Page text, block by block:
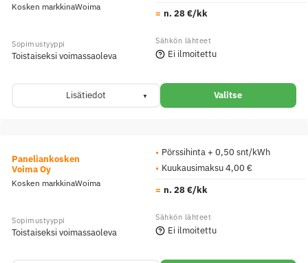
Kosken markkinaWoima
n. 28 €/kk
Toistaiseksi voimassaoleva Ei ilmoitettu
Lisätiedot Valitse
Paneliankosken
Voima Oy
Kosken markkinaWoima
Pörssihinta + 0,50 snt/kWh
Kuukausimaksu 4,00 €
n. 28 €/kk
Toistaiseksi voimassaoleva Ei ilmoitettu